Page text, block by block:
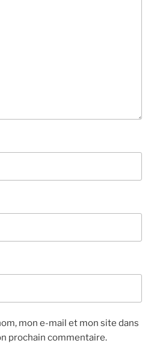
mon e-mail et mon site dans
prochain commentaire.